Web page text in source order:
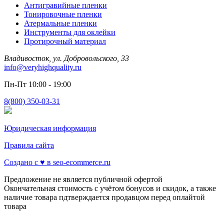
Антигравийные пленки
Тонировочные пленки
Атермальные пленки
Инструменты для оклейки
Протирочный материал
Владивосток, ул. Добровольского, 33
info@veryhighquality.ru
Пн-Пт 10:00 - 19:00
8(800) 350-03-31
Юридическая информация
Правила сайта
Создано с ♥️ в seo-ecommerce.ru
Предложение не является публичной офертой
Окончательная стоимость с учётом бонусов и скидок, а также
наличие товара пдтверждается продавцом перед оплайтой
товара